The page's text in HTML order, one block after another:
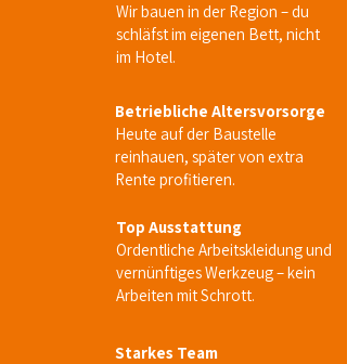
Wir bauen in der Region – du
schläfst im eigenen Bett, nicht
im Hotel.
Betriebliche Altersvorsorge
Heute auf der Baustelle
reinhauen, später von extra
Rente profitieren.
Top Ausstattung
Ordentliche Arbeitskleidung und
vernünftiges Werkzeug – kein
Arbeiten mit Schrott.
Starkes Team